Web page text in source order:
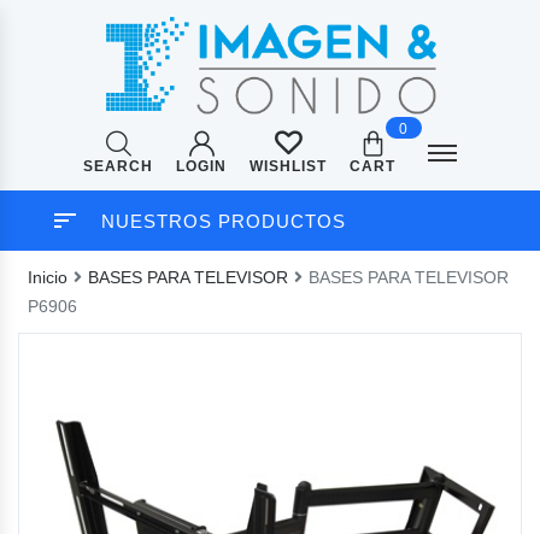
SEARCH LOGIN WISHLIST
0
CART
NUESTROS PRODUCTOS
Inicio BASES PARA TELEVISOR
BASES PARA TELEVISOR
P6906